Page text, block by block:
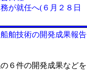
が就任へ(６月２８日
舶技術の開発成果報告
６件の開発成果などを